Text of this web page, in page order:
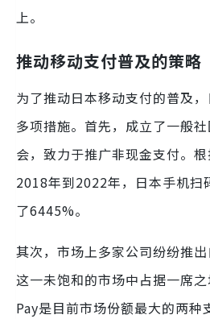
上。
推动移动支付普及的策略
为了推动日本移动支付的普及
多项措施。首先，成立了一般
会，致力于推广非现金支付。
2018年到2022年，日本手机扫
了6445%。
其次，市场上多家公司纷纷推
这一未饱和的市场中占据一席
Pay是目前市场份额最大的两种